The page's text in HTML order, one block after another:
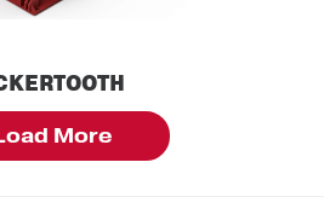
More